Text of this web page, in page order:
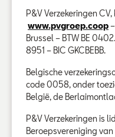
P&V Verzekeringen
www.pvgroep.coop–
Brussel – BTW BE
8951 – BIC GKCBEBB.
Belgische
code 0058, onder
België, de
P&V Verzekeringen is
Beroepsvereniging